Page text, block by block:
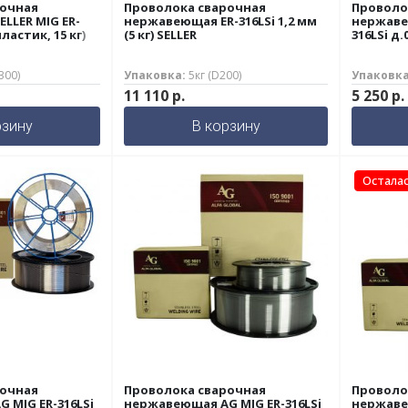
MIG ER-
15 кг)
Проволока сварочная
нержавеющая ER-316LSi 1,2 мм
(5 кг) SELLER
Упаковка: 5кг (D200)
11 110 р.
В корзину
нержавеющая
316LSi
5 250р.
ER-316LSi
Проволока сварочная
нержавеющая AG MIG ER-316LSi